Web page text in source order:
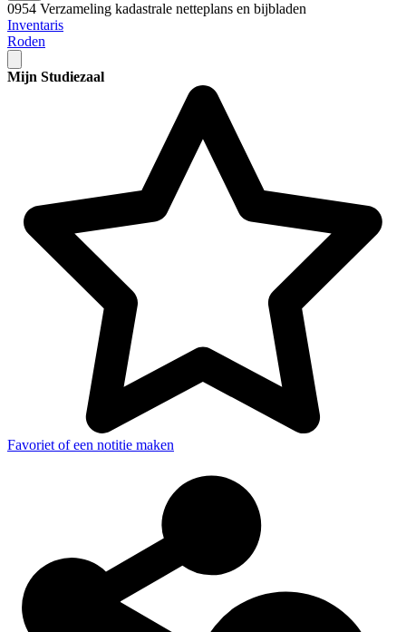
0954 Verzameling kadastrale netteplans en bijbladen
Inventaris
Roden
Mijn Studiezaal
Favoriet of een notitie maken